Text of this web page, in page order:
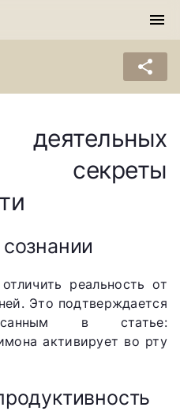
menu
share
реальность от
Это подтверждается
в статье:
активирует во рту